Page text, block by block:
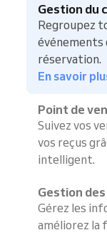
Gestion du
Regroupez
événements
réservation.
En savoir
Point de
Suivez vos
vos reçus
intelligent.
Gestion
Gérez les
améliorez la